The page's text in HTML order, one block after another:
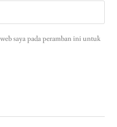
saya pada peramban ini untuk